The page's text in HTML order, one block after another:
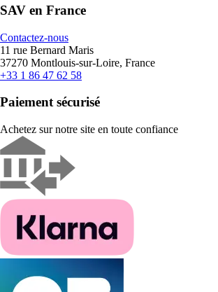
SAV en France
Contactez-nous
11 rue Bernard Maris
37270 Montlouis-sur-Loire, France
+33 1 86 47 62 58
Paiement sécurisé
Achetez sur notre site en toute confiance